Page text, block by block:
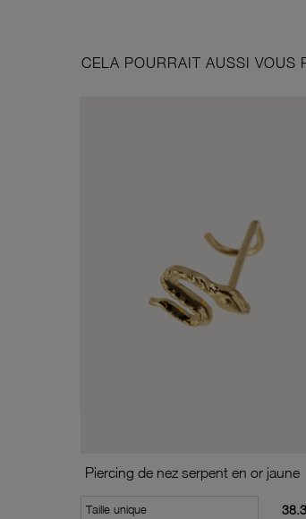
CELA POURRAIT AUSSI VOUS
Piercing de nez serpent en or jaune
Taille unique